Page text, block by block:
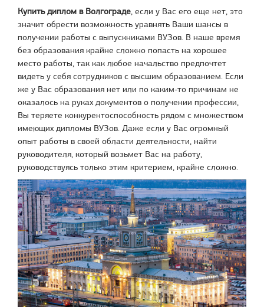
Купить диплом в Волгограде, если у Вас его еще нет, это
значит обрести возможность уравнять Ваши шансы в
получении работы с выпускниками ВУЗов. В наше время
без образования крайне сложно попасть на хорошее
место работы, так как любое начальство предпочтет
видеть у себя сотрудников с высшим образованием. Если
же у Вас образования нет или по каким-то причинам не
оказалось на руках документов о получении профессии,
Вы теряете конкурентоспособность рядом с множеством
имеющих дипломы ВУЗов. Даже если у Вас огромный
опыт работы в своей области деятельности, найти
руководителя, который возьмет Вас на работу,
руководствуясь только этим критерием, крайне сложно.